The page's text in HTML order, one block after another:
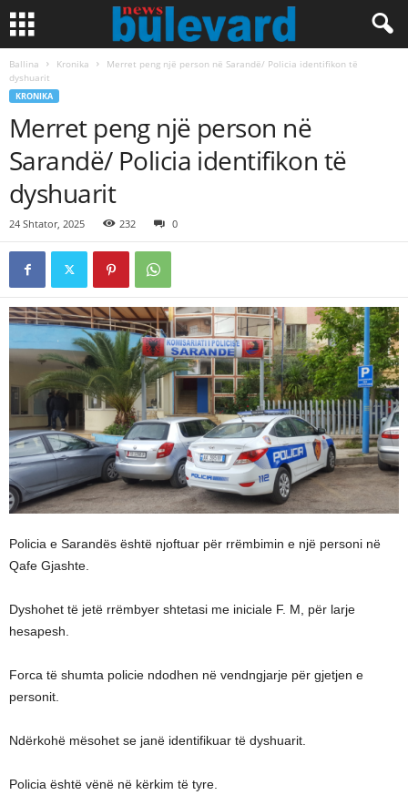
Ballina Kronika
Merret peng një person në Sarandë/ Policia identifikon të
dyshuarit
KRONIKA
Merret peng një person në
Sarandë/ Policia identifikon të
dyshuarit
24 Shtator, 2025 232 0
Policia e Sarandës është njoftuar për rrëmbimin e një personi në
Qafe Gjashte.
Dyshohet të jetë rrëmbyer shtetasi me iniciale F. M, për larje
hesapesh.
Forca të shumta policie ndodhen në vendngjarje për gjetjen e
personit.
Ndërkohë mësohet se janë identifikuar të dyshuarit.
Policia është vënë në kërkim të tyre.